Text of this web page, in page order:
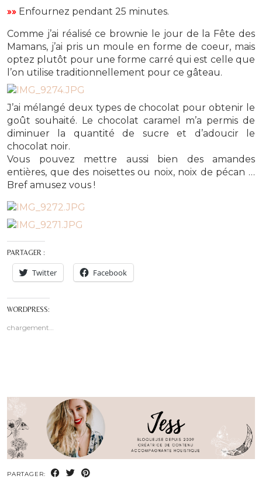
»» Enfournez pendant 25 minutes.
Comme j’ai réalisé ce brownie le jour de la Fête des
Mamans, j’ai pris un moule en forme de coeur, mais
optez plutôt pour une forme carré qui est celle que
l’on utilise traditionnellement pour ce gâteau.
J’ai mélangé deux types de chocolat pour obtenir le
goût souhaité. Le chocolat caramel m’a permis de
diminuer la quantité de sucre et d’adoucir le
chocolat noir.
Vous pouvez mettre aussi bien des amandes
entières, que des noisettes ou noix, noix de pécan …
Bref amusez vous !
PARTAGER :
Twitter Facebook
WORDPRESS:
chargement…
PARTAGER: